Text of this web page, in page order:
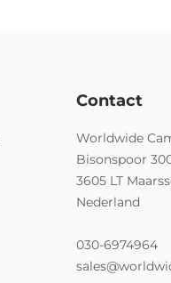
Contact
Worldwide
Bisonspoor
3605 LT
Nederland
030-6974964